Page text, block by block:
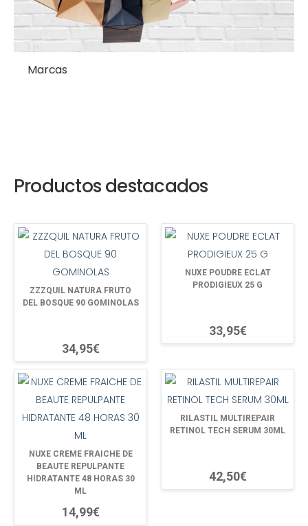
Marcas
Productos destacados
ZZZQUIL NATURA FRUTO
DEL BOSQUE 90 GOMINOLAS
34,95€
NUXE POUDRE ECLAT
PRODIGIEUX 25 G
33,95€
NUXE CREME FRAICHE DE
BEAUTE REPULPANTE
HIDRATANTE 48 HORAS 30
ML
14,99€
RILASTIL MULTIREPAIR
RETINOL TECH SERUM 30ML
42,50€